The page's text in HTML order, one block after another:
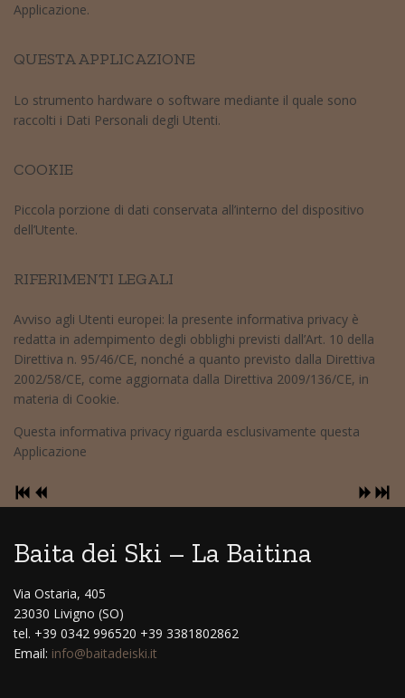
Applicazione.
QUESTA APPLICAZIONE
Lo strumento hardware o software mediante il quale sono
raccolti i Dati Personali degli Utenti.
COOKIE
Piccola porzione di dati conservata all’interno del dispositivo
dell’Utente.
RIFERIMENTI LEGALI
Avviso agli Utenti europei: la presente informativa privacy è
redatta in adempimento degli obblighi previsti dall’Art. 10 della
Direttiva n. 95/46/CE, nonché a quanto previsto dalla Direttiva
2002/58/CE, come aggiornata dalla Direttiva 2009/136/CE, in
materia di Cookie.
Questa informativa privacy riguarda esclusivamente questa
Applicazione
Baita dei Ski – La Baitina
Via Ostaria, 405
23030 Livigno (SO)
tel. +39 0342 996520 +39 3381802862
Email: info@baitadeiski.it